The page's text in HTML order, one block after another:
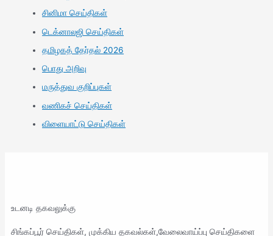
சினிமா செய்திகள்
டெக்னாலஜி செய்திகள்
தமிழகத் தேர்தல் 2026
பொது அறிவு
மருத்துவ குறிப்புகள்
வணிகச் செய்திகள்
விளையாட்டு செய்திகள்
உடனடி தகவலுக்கு
சிங்கப்பூர் செய்திகள், முக்கிய தகவல்கள்,வேலைவாய்ப்பு செய்திகளை